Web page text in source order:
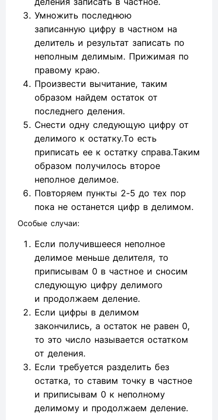
Умножить последнюю
записанную цифру в частном на
делитель и результат записать по
неполным делимым. Прижимая по
правому краю.
Произвести вычитание, таким
образом найдем остаток от
последнего деления.
Снести одну следующую цифру от
делимого к остатку.То есть
приписать ее к остатку справа.Таким
образом получилось второе
неполное делимое.
Повторяем пункты 2-5 до тех пор
пока не останется цифр в делимом.
Особые случаи:
Если получившееся неполное
делимое меньше делителя, то
приписывам 0 в частное и сносим
следующую цифру делимого
и продолжаем деление.
Если цифры в делимом
закончились, а остаток не равен 0,
то это число называется остатком
от деления.
Если требуется разделить без
остатка, то ставим точку в частное
и приписывам 0 к неполному
делимому и продолжаем деление.